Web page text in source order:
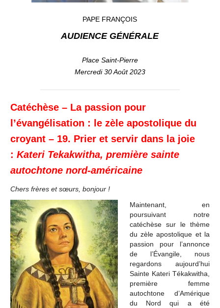
PAPE FRANÇOIS
AUDIENCE GÉNÉRALE
Place Saint-Pierre
Mercredi 30 Août 2023
Catéchèse – La passion pour
l’évangélisation : le zèle apostolique du
croyant – 19. Prier et servir dans la joie
: Kateri Tekakwitha, première sainte
autochtone nord-américaine
Chers frères et sœurs, bonjour !
Maintenant, en
poursuivant notre
catéchèse sur le thème
du zèle apostolique et la
passion pour l’annonce
de l’Évangile, nous
regardons aujourd’hui
Sainte Kateri Tékakwitha,
première femme
autochtone d’Amérique
du Nord qui a été